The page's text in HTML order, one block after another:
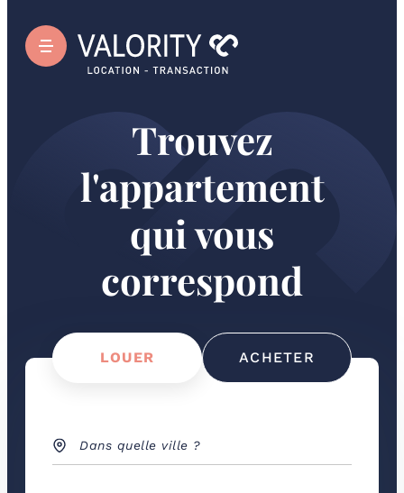
Trouvez
l'appartement
qui vous
correspond
LOUER ACHETER
Dans quelle ville ?